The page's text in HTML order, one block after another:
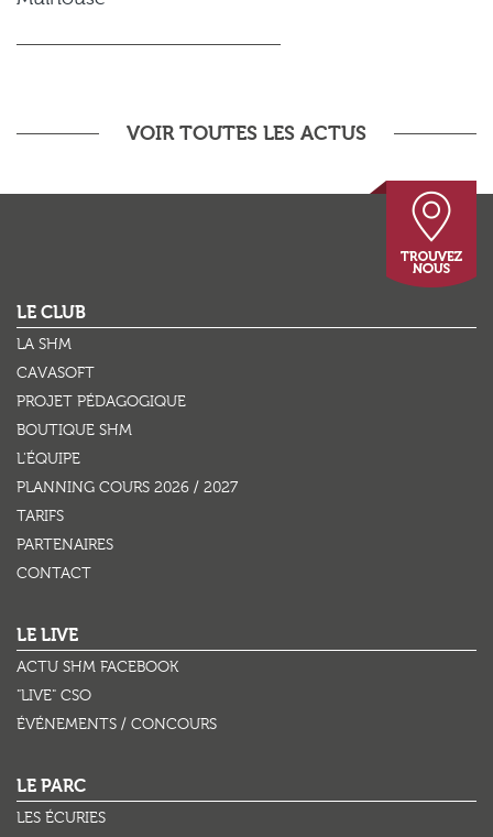
VOIR TOUTES LES ACTUS
Do you own this website?
LE CLUB
LA SHM
CAVASOFT
PROJET PÉDAGOGIQUE
BOUTIQUE SHM
L'ÉQUIPE
PLANNING COURS 2026 / 2027
TARIFS
PARTENAIRES
CONTACT
LE LIVE
ACTU SHM FACEBOOK
"LIVE" CSO
ÉVÉNEMENTS / CONCOURS
LE PARC
LES ÉCURIES